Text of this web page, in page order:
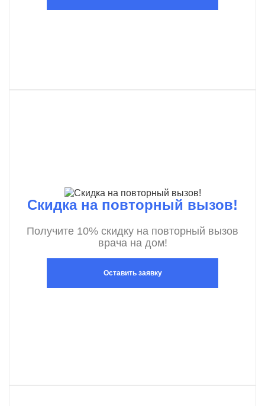
Скидка на повторный вызов!
Получите 10% скидку на повторный вызов
врача на дом!
Оставить заявку